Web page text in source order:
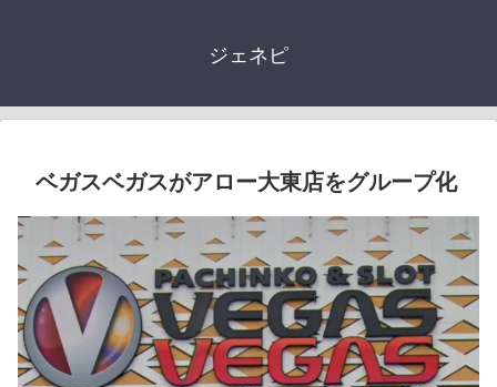
ジェネピ
ベガスベガスがアロー大東店をグループ化